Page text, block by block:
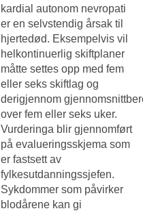
kardial autonom nevropati
er en selvstendig årsak til
hjertedød. Eksempelvis vil
helkontinuerlig skiftplaner
måtte settes opp med fem
eller seks skiftlag og
derigjennom
over fem eller seks uker.
Vurderinga blir gjennomført
på evalueringsskjema som
er fastsett av
fylkesutdanningssjefen.
Sykdommer som påvirker
blodårene kan gi